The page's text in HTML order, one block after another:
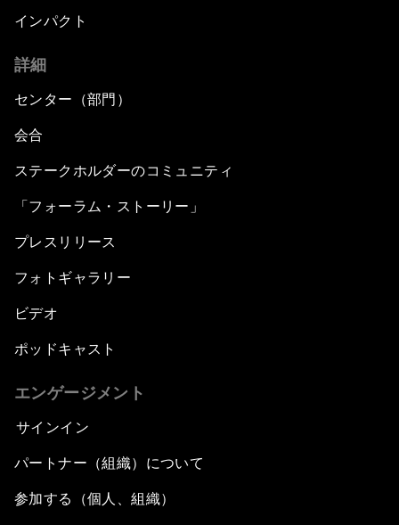
インパクト
詳細
センター（部門）
会合
ステークホルダーのコミュニティ
「フォーラム・ストーリー」
プレスリリース
フォトギャラリー
ビデオ
ポッドキャスト
エンゲージメント
サインイン
パートナー（組織）について
参加する（個人、組織）